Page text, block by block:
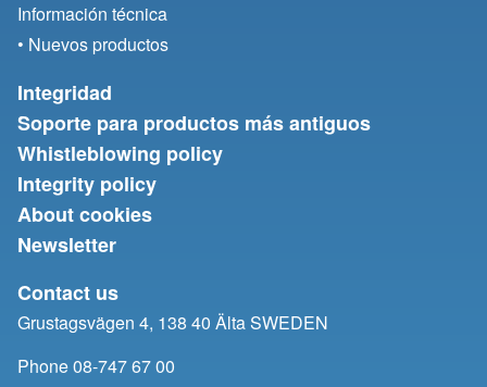
Información técnica
• Nuevos productos
Integridad
Soporte para productos más antiguos
Whistleblowing policy
Integrity policy
About cookies
Newsletter
Contact us
Grustagsvägen 4, 138 40 Älta SWEDEN
Phone 08-747 67 00